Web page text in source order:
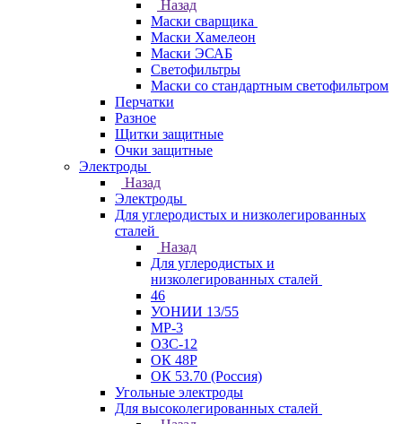
Назад
Маски сварщика
Маски Хамелеон
Маски ЭСАБ
Светофильтры
Маски со стандартным светофильтром
Перчатки
Разное
Щитки защитные
Очки защитные
Электроды
Назад
Электроды
Для углеродистых и низколегированных
сталей
Назад
Для углеродистых и
низколегированных сталей
46
УОНИИ 13/55
МР-3
ОЗС-12
ОК 48Р
ОК 53.70 (Россия)
Угольные электроды
Для высоколегированных сталей